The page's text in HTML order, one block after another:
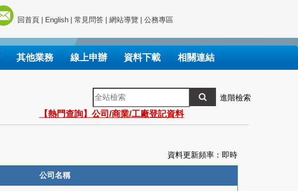
回首頁 | English | 常見問答 | 網站導覽 | 公務專區
其他業務 線上申辦 資料下載 相關連結
全
站
檢
索
進階檢索
【熱門查詢】公司/商業/工廠登記資料
資料更新頻率：即時
公司名稱